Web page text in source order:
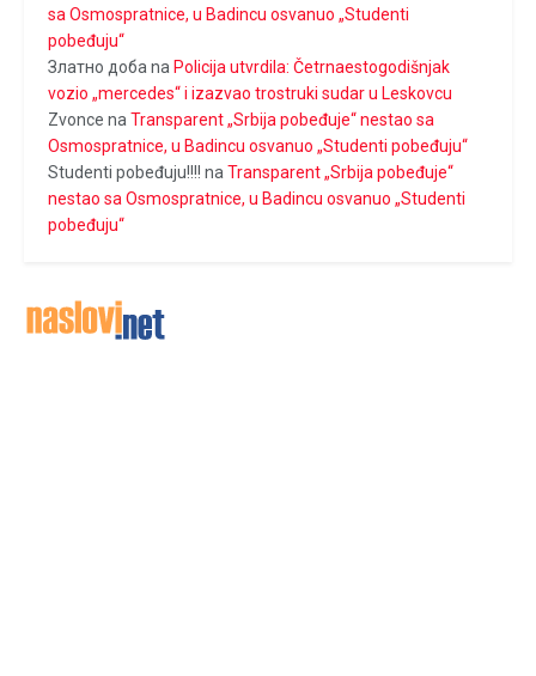
sa Osmospratnice, u Badincu osvanuo „Studenti
pobeđuju“
Златно добаna Policija utvrdila: Četrnaestogodišnjak
vozio „mercedes“ i izazvao trostruki sudar u Leskovcu
Zvonce naTransparent „Srbija pobeđuje“ nestao sa
Osmospratnice, u Badincu osvanuo „Studenti pobeđuju“
Studenti pobeđuju!!!! naTransparent „Srbija pobeđuje“
nestao sa Osmospratnice, u Badincu osvanuo „Studenti
pobeđuju“